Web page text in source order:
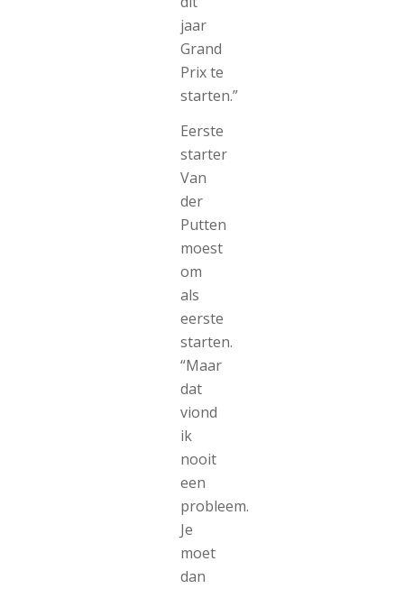
jaar
Grand
Prix te
starten.”
Eerste
starter
Van
der
Putten
moest
om
als
eerste
starten.
“Maar
dat
viond
ik
nooit
een
probleem.
Je
moet
dan